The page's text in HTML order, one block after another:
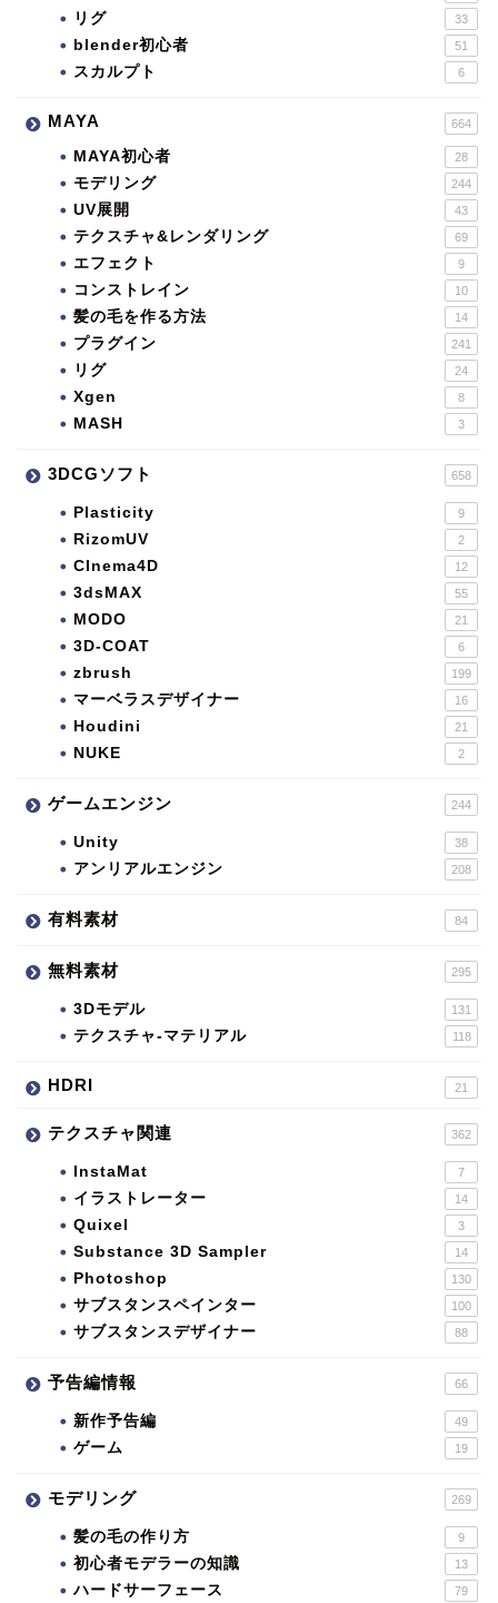
リグ 33
blender初心者 51
スカルプト 6
MAYA 664
MAYA初心者 28
モデリング 244
UV展開 43
テクスチャ&レンダリング 69
エフェクト 9
コンストレイン 10
髪の毛を作る方法 14
プラグイン 241
リグ 24
Xgen 8
MASH 3
3DCGソフト 658
Plasticity 9
RizomUV 2
CInema4D 12
3dsMAX 55
MODO 21
3D-COAT 6
zbrush 199
マーベラスデザイナー 16
Houdini 21
NUKE 2
ゲームエンジン 244
Unity 38
アンリアルエンジン 208
有料素材 84
無料素材 295
3Dモデル 131
テクスチャ-マテリアル 118
HDRI 21
テクスチャ関連 362
InstaMat 7
イラストレーター 14
Quixel 3
Substance 3D Sampler 14
Photoshop 130
サブスタンスペインター 100
サブスタンスデザイナー 88
予告編情報 66
新作予告編 49
ゲーム 19
モデリング 269
髪の毛の作り方 9
初心者モデラーの知識 13
ハードサーフェース 79